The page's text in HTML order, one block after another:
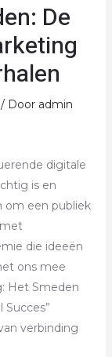
De
/ Door admin
digitale
is en
om een publiek
die ideeën
ons mee
Het Smeden
Succes”
verbinding